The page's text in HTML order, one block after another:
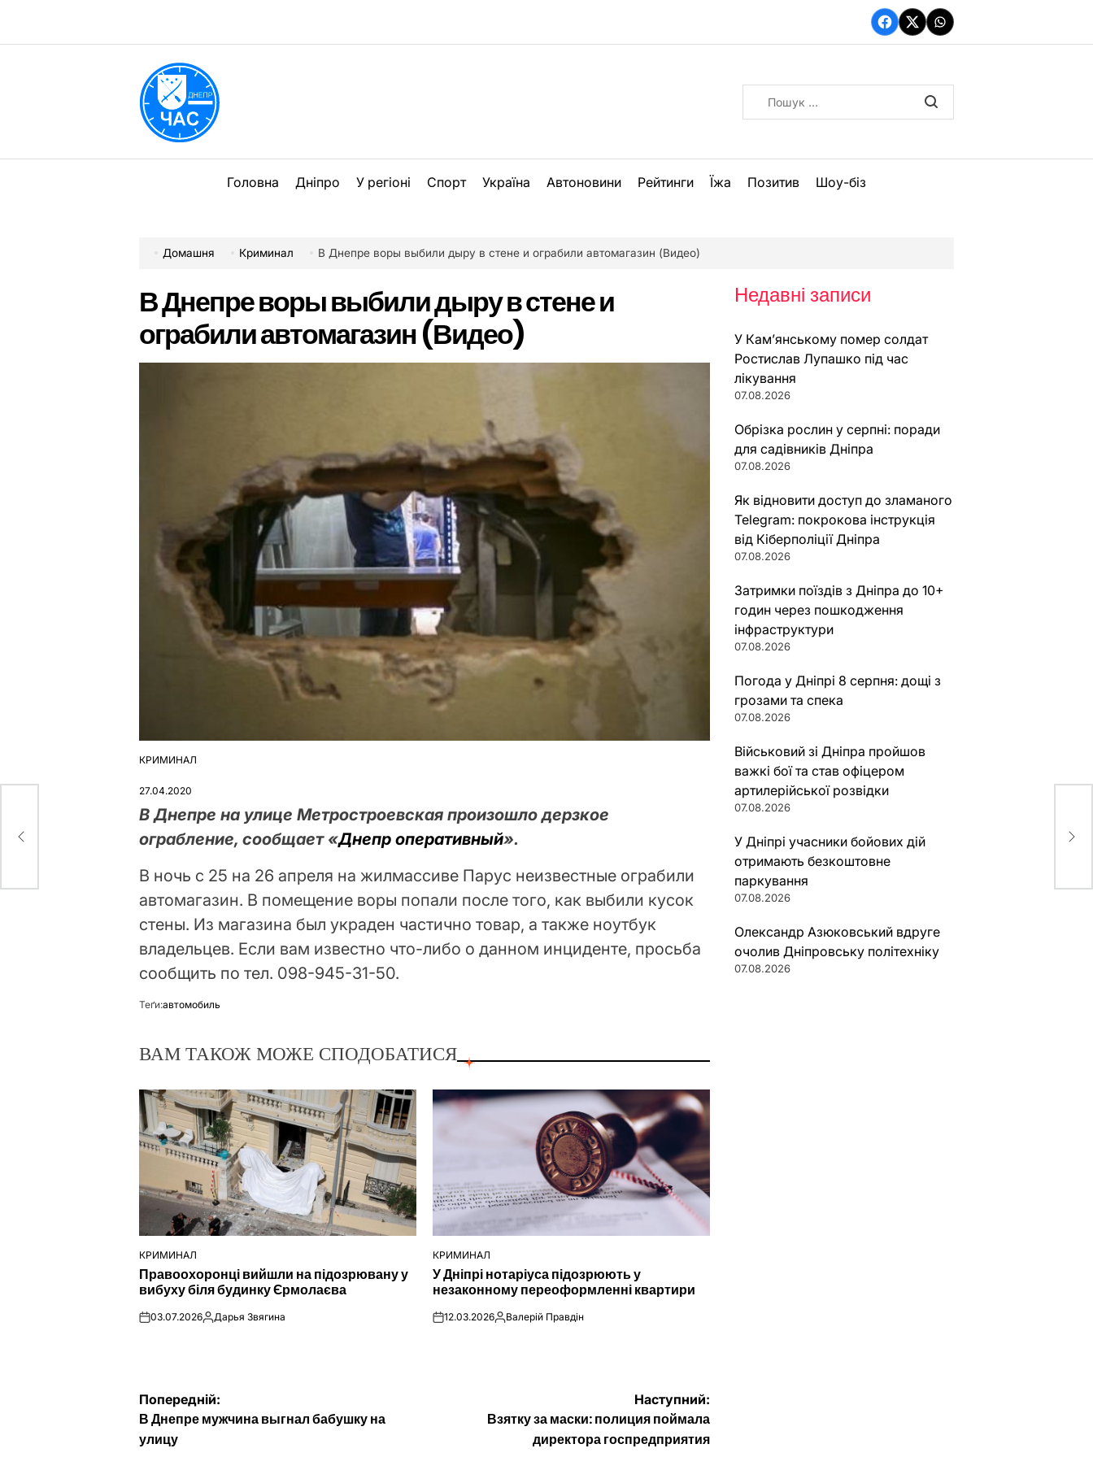
вмісту
Facebook
TwitterWhatsApp
Головна Дніпро У регіоні Спорт Україна Автоновини Рейтинги Їжа Позитив Шоу-біз
Домашня Криминал В Днепре воры выбили дыру в стене и ограбили автомагазин (Видео)
В Днепре воры выбили дыру в стене и
ограбили автомагазин (Видео)
ОПУБЛІКУВАТИ
КРИМИНАЛ
27.04.2020
В Днепре на улице Метростроевская произошло дерзкое
ограбление, сообщает «Днепр оперативный».
В ночь с 25 на 26 апреля на жилмассиве Парус неизвестные ограбили
автомагазин. В помещение воры попали после того, как выбили кусок
стены. Из магазина был украден частично товар, а также ноутбук
владельцев. Если вам известно что-либо о данном инциденте, просьба
сообщить по тел. 098-945-31-50.
Теґи:автомобиль
ВАМ ТАКОЖ МОЖЕ СПОДОБАТИСЯ
ОПУБЛІКУВАТИ
КРИМИНАЛ
Правоохоронці вийшли на підозрювану у
вибуху біля будинку Єрмолаєва
on03.07.2026Опубліковано
Дарья Звягина
ОПУБЛІКУВАТИ
У
КРИМИНАЛ
У Дніпрі нотаріуса підозрюють у
незаконному переоформленні квартири
on12.03.2026Опубліковано
Валерій Правдін
Навігація
записів
Попередній:
В Днепре мужчина выгнал бабушку на
улицу
Наступний:
Взятку за маски: полиция поймала
директора госпредприятия
Недавні записи
У Кам’янському помер солдат
Ростислав Лупашко під час
лікування
07.08.2026
Обрізка рослин у серпні: поради
для садівників Дніпра
07.08.2026
Як відновити доступ до зламаного
Telegram: покрокова інструкція
від Кіберполіції Дніпра
07.08.2026
Затримки поїздів з Дніпра до 10+
годин через пошкодження
інфраструктури
07.08.2026
Погода у Дніпрі 8 серпня: дощі з
грозами та спека
07.08.2026
Військовий зі Дніпра пройшов
важкі бої та став офіцером
артилерійської розвідки
07.08.2026
У Дніпрі учасники бойових дій
отримають безкоштовне
паркування
07.08.2026
Олександр Азюковський вдруге
очолив Дніпровську політехніку
07.08.2026